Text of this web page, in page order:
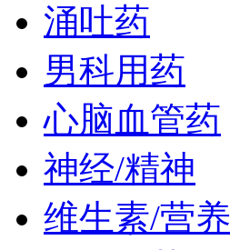
涌吐药
男科用药
心脑血管药
神经/精神
维生素/营养